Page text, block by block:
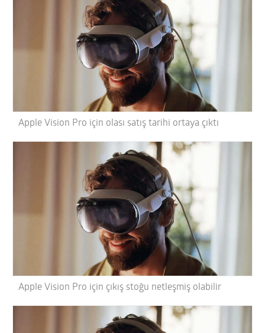
Apple Vision Pro için olası satış tarihi ortaya çıktı
Apple Vision Pro için çıkış stoğu netleşmiş olabilir